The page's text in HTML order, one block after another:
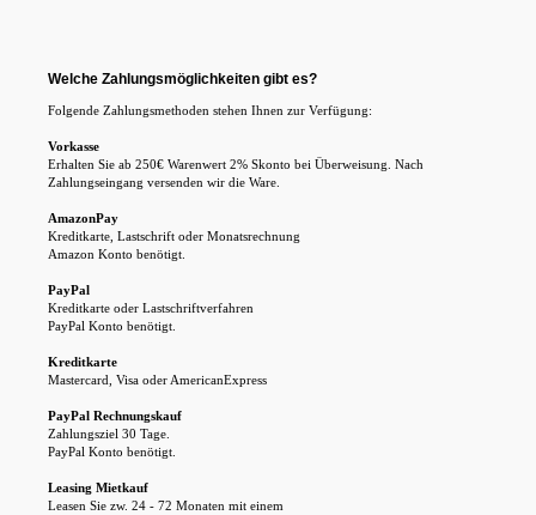
Welche Zahlungsmöglichkeiten gibt es?
Folgende Zahlungsmethoden stehen Ihnen zur Verfügung:
Vorkasse
Erhalten Sie ab 250€ Warenwert 2% Skonto bei Überweisung. Nach
Zahlungseingang versenden wir die Ware.
AmazonPay
Kreditkarte, Lastschrift oder Monatsrechnung
Amazon Konto benötigt.
PayPal
Kreditkarte oder Lastschriftverfahren
PayPal Konto benötigt.
Kreditkarte
Mastercard, Visa oder AmericanExpress
PayPal Rechnungskauf
Zahlungsziel 30 Tage.
PayPal Konto benötigt.
Leasing Mietkauf
Leasen Sie zw. 24 - 72 Monaten mit einem